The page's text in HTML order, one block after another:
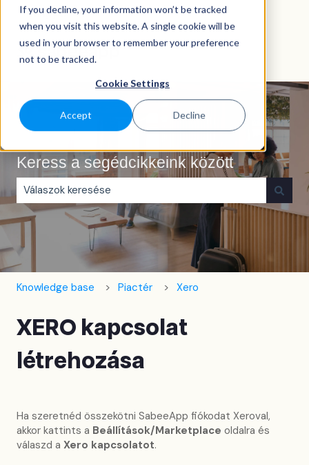
If you decline, your information won’t be tracked
when you visit this website. A single cookie will be
used in your browser to remember your preference
not to be tracked.
Cookie Settings
Accept Decline
MagyarAlmenü megjelenítése fordításokhoz
Keress a segédcikkeink között
Nincs javaslat, mert üres a keresőmező.
Knowledge base Piactér Xero
XERO kapcsolat
létrehozása
Ha szeretnéd összekötni SabeeApp fiókodat Xeroval,
akkor kattints a Beállítások/Marketplace oldalra és
válaszd a Xero kapcsolatot.